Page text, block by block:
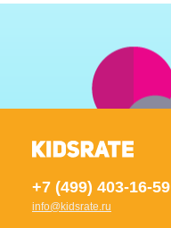
+7 (499) 403-16-59
info@kidsrate.ru